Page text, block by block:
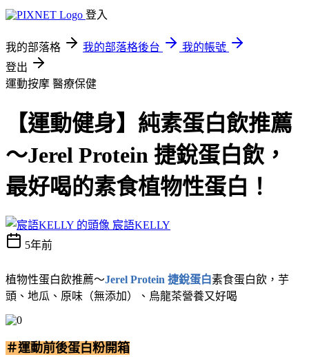
登入
我的部落格 我的部落格後台
我的帳號
登出
運動按摩 醫療保健
【運動健身】純素蛋白飲推薦
～Jerel Protein 捷銳蛋白飲，
最好喝的素食植物性蛋白！
宸語KELLY
5年前
植物性蛋白飲推薦～Jerel Protein 捷銳蛋白素食蛋白飲，芋
頭、地瓜、原味（無添加）、烏龍茶營養又好喝
＃運動前後蛋白粉開箱